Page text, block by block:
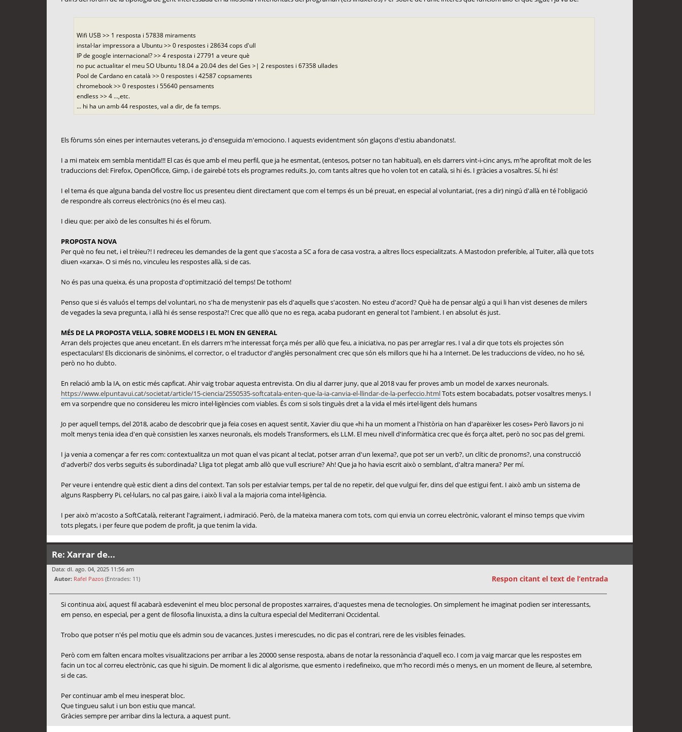
Wifi USB >> 1 resposta i 57838 miraments
instal·lar impressora a Ubuntu >> 0 respostes i 28634 cops d'ull
IP de google internacional? >> 4 resposta i 27791 a veure què
no puc actualitar el meu SO Ubuntu 18.04 a 20.04 des del Ges >| 2 respostes i 67358 ullades
Pool de Cardano en català >> 0 respostes i 42587 copsaments
chromebook >> 0 respostes i 55640 pensaments
endless >> 4 ...,etc.
... hi ha un amb 44 respostes, val a dir, de fa temps.
Els fòrums són eines per internautes veterans, jo d'enseguida m'emociono. I aquests evidentment són glaçons d'estiu abandonats!.
I a mi mateix em sembla mentida!!! El cas és que amb el meu perfil, que ja he esmentat, (entesos, potser no tan habitual), en els darrers vint-i-cinc anys, m'he aprofitat molt de les
traduccions del: Firefox, OpenOficce, Gimp, i de gairebé tots els programes reduïts. Jo, com tants altres que ho volen tot en català, si hi és. I gràcies a vosaltres. Sí, hi és!
I el tema és que alguna banda del vostre lloc us presenteu dient directament que com el temps és un bé preuat, en especial al voluntariat, (res a dir) ningú d'allà en té l'obligació
de respondre als correus electrònics (no és el meu cas).
I dieu que: per això de les consultes hi és el fòrum.
PROPOSTA NOVA
Per què no feu net, i el trèieu?! I redreceu les demandes de la gent que s'acosta a SC a fora de casa vostra, a altres llocs especialitzats. A Mastodon preferible, al Tuiter, allà que tots
diuen «xarxa». O si més no, vinculeu les respostes allà, si de cas.
No és pas una queixa, és una proposta d'optimització del temps! De tothom!
Penso que si és valuós el temps del voluntari, no s'ha de menystenir pas els d'aquells que s'acosten. No esteu d'acord? Què ha de pensar algú a qui li han vist desenes de milers
de vegades la seva pregunta, i allà hi és sense resposta?! Crec que allò que no es rega, acaba pudorant en general tot l'ambient. I en absolut és just.
MÉS DE LA PROPOSTA VELLA, SOBRE MODELS I EL MON EN GENERAL
Arran dels projectes que aneu encetant. En els darrers m'he interessat força més per allò que feu, a iniciativa, no pas per arreglar res. I val a dir que tots els projectes són
espectaculars! Els diccionaris de sinònims, el corrector, o el traductor d'anglès personalment crec que són els millors que hi ha a Internet. De les traduccions de vídeo, no ho sé,
però no ho dubto.
En relació amb la IA, on estic més capficat. Ahir vaig trobar aquesta entrevista. On diu al darrer juny, que al 2018 vau fer proves amb un model de xarxes neuronals.
https://www.elpuntavui.cat/societat/article/15-ciencia/2550535-softcatala-enten-que-la-ia-canvia-el-llindar-de-la-perfeccio.htmlTots estem bocabadats, potser vosaltres menys. I
em va sorpendre que no considereu les micro intel·ligències com viables. És com si sols tinguès dret a la vida el més irtel·ligent dels humans
Jo per aquell temps, del 2018, acabo de descobrir que ja feia coses en aquest sentit, Xavier diu que «hi ha un moment a l'història on han d'aparèixer les coses» Però llavors jo ni
molt menys tenia idea d'en què consistien les xarxes neuronals, els models Transformers, els LLM. El meu nivell d'informàtica crec que és força altet, però no soc pas del gremi.
I ja venia a començar a fer res com: contextualitza un mot quan el vas picant al teclat, potser arran d'un lexema?, que pot ser un verb?, un clític de pronoms?, una construcció
d'adverbi? dos verbs seguits és subordinada? Lliga tot plegat amb allò que vull escriure? Ah! Que ja ho havia escrit això o semblant, d'altra manera? Per mí.
Per veure i entendre què estic dient a dins del context. Tan sols per estalviar temps, per tal de no repetir, del que vulgui fer, dins del que estigui fent. I això amb un sistema de
alguns Raspberry Pi, cel·lulars, no cal pas gaire, i això li val a la majoria coma intel·ligència.
I per això m'acosto a SoftCatalà, reiterant l'agraïment, i admiració. Però, de la mateixa manera com tots, com qui envia un correu electrònic, valorant el minso temps que vivim
tots plegats, i per feure que podem de profit, ja que tenim la vida.
Re: Xarrar de...
Data: dl. ago. 04, 2025 11:56 am
Autor: Rafel Pazos (Entrades: 11) Respon citant el text de l’entrada
Si continua així, aquest fil acabarà esdevenint el meu bloc personal de propostes xarraires, d'aquestes mena de tecnologies. On simplement he imaginat podien ser interessants,
em penso, en especial, per a gent de filosofia linuxista, a dins la cultura especial del Mediterrani Occidental.
Trobo que potser n'és pel motiu que els admin sou de vacances. Justes i merescudes, no dic pas el contrari, rere de les visibles feinades.
Però com em falten encara moltes visualitzacions per arribar a les 20000 sense resposta, abans de notar la ressonància d'aquell eco. I com ja vaig marcar que les respostes em
facin un toc al correu electrònic, cas que hi siguin. De moment li dic al algorisme, que esmento i redefineixo, que m'ho recordi més o menys, en un moment de lleure, al setembre,
si de cas.
Per continuar amb el meu inesperat bloc.
Que tingueu salut i un bon estiu que manca!.
Gràcies sempre per arribar dins la lectura, a aquest punt.